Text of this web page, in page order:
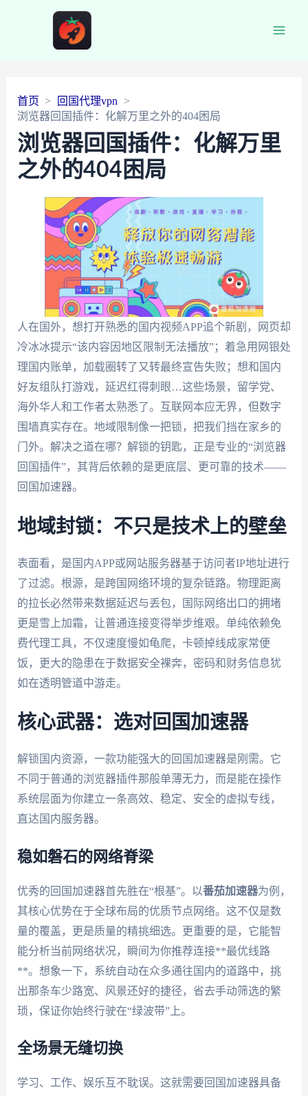
首页
回国代理vpn
浏览器回国插件：化解万里之外的404困局
浏览器回国插件：化解万里
之外的404困局
人在国外，想打开熟悉的国内视频APP追个新剧，网页却
冷冰冰提示“该内容因地区限制无法播放”；着急用网银处
理国内账单，加载圈转了又转最终宣告失败；想和国内
好友组队打游戏，延迟红得刺眼…这些场景，留学党、
海外华人和工作者太熟悉了。互联网本应无界，但数字
围墙真实存在。地域限制像一把锁，把我们挡在家乡的
门外。解决之道在哪？解锁的钥匙，正是专业的“浏览器
回国插件”，其背后依赖的是更底层、更可靠的技术——
回国加速器。
地域封锁：不只是技术上的壁垒
表面看，是国内APP或网站服务器基于访问者IP地址进行
了过滤。根源，是跨国网络环境的复杂链路。物理距离
的拉长必然带来数据延迟与丢包，国际网络出口的拥堵
更是雪上加霜，让普通连接变得举步维艰。单纯依赖免
费代理工具，不仅速度慢如龟爬，卡顿掉线成家常便
饭，更大的隐患在于数据安全裸奔，密码和财务信息犹
如在透明管道中游走。
核心武器：选对回国加速器
解锁国内资源，一款功能强大的回国加速器是刚需。它
不同于普通的浏览器插件那般单薄无力，而是能在操作
系统层面为你建立一条高效、稳定、安全的虚拟专线，
直达国内服务器。
稳如磐石的网络脊梁
优秀的回国加速器首先胜在“根基”。以番茄加速器为例，
其核心优势在于全球布局的优质节点网络。这不仅是数
量的覆盖，更是质量的精挑细选。更重要的是，它能智
能分析当前网络状况，瞬间为你推荐连接**最优线路
**。想象一下，系统自动在众多通往国内的道路中，挑
出那条车少路宽、风景还好的捷径，省去手动筛选的繁
琐，保证你始终行驶在“绿波带”上。
全场景无缝切换
学习、工作、娱乐互不耽误。这就需要回国加速器具备